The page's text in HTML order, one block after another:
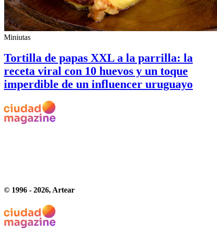
Miniutas
Tortilla de papas XXL a la parrilla: la
receta viral con 10 huevos y un toque
imperdible de un influencer uruguayo
© 1996 - 2026, Artear